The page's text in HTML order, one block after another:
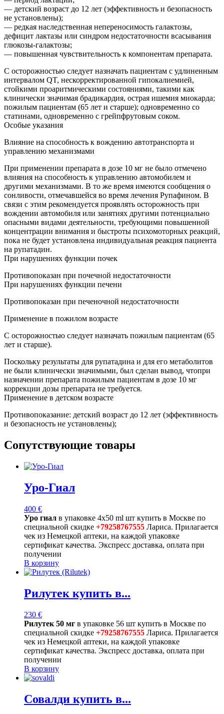
— детский возраст до 12 лет (эффективность и безопасность
не установлены);
— редкая наследственная непереносимость галактозы,
дефицит лактазы или синдром недостаточности всасывания
глюкозы-галактозы;
— повышенная чувствительность к компонентам препарата.
С осторожностью следует назначать пациентам с удлиненным
интервалом QT, нескорректированной гипокалиемией,
стойкими проаритмическими состояниями, такими как
клинически значимая брадикардия, острая ишемия миокарда;
пожилым пациентам (65 лет и старше); одновременно со
статинами, одновременно с грейпфрутовым соком.
Особые указания
Влияние на способность к вождению автотранспорта и
управлению механизмами
При применении препарата в дозе 10 мг не было отмечено
влияния на способность к управлению автомобилем и
другими механизмами. В то же время имеются сообщения о
сонливости, отмечавшейся во время лечения Рупафином. В
связи с этим рекомендуется проявлять осторожность при
вождении автомобиля или занятиях другими потенциально
опасными видами деятельности, требующими повышенной
концентрации внимания и быстроты психомоторных реакций,
пока не будет установлена индивидуальная реакция пациента
на рупатадин.
При нарушениях функции почек
Противопоказан при почечной недостаточности
При нарушениях функции печени
Противопоказан при печеночной недостаточности
Применение в пожилом возрасте
С осторожностью следует назначать пожилым пациентам (65
лет и старше).
Поскольку результаты для рупатадина и для его метаболитов
не были клинически значимыми, был сделан вывод, чтопри
назначении препарата пожилым пациентам в дозе 10 мг
коррекции дозы препарата не требуется.
Применение в детском возрасте
Противопоказание: детский возраст до 12 лет (эффективность
и безопасность не установлены);
Сопутствующие товары
Уро-Гиал
400 €
Уро гиал в упаковке 4х50 ml шт купить в Москве по
специальной скидке +79258767555 Лариса. Прилагается
чек из Немецкой аптеки, на каждой упаковке
сертификат качества. Экспресс доставка, оплата при
получении
В корзину
Рилутек купить в...
230 €
Рилутек 50 мг в упаковке 56 шт купить в Москве по
специальной скидке +79258767555 Лариса. Прилагается
чек из Немецкой аптеки, на каждой упаковке
сертификат качества. Экспресс доставка, оплата при
получении
В корзину
Совалди купить в...